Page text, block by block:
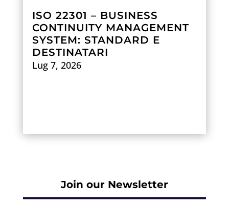
ISO 22301 – BUSINESS
CONTINUITY MANAGEMENT
SYSTEM: STANDARD E
DESTINATARI
Lug 7, 2026
Join our Newsletter